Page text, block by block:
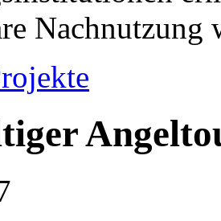
Nachnutzung